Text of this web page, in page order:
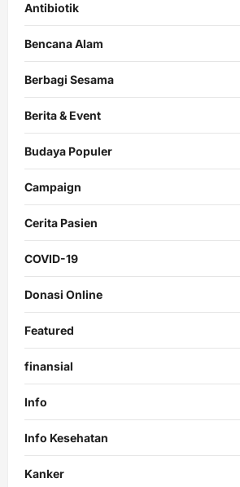
Antibiotik
Bencana Alam
Berbagi Sesama
Berita & Event
Budaya Populer
Campaign
Cerita Pasien
COVID-19
Donasi Online
Featured
finansial
Info
Info Kesehatan
Kanker